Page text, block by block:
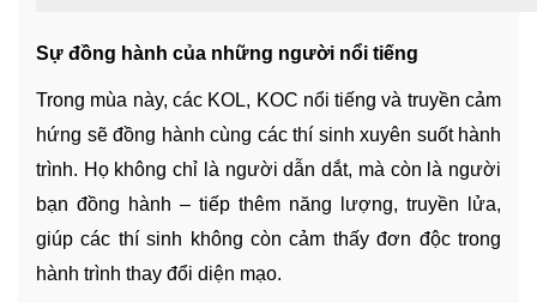
Sự đồng hành của những người nổi tiếng
Trong mùa này, các KOL, KOC nổi tiếng và truyền cảm
hứng sẽ đồng hành cùng các thí sinh xuyên suốt hành
trình. Họ không chỉ là người dẫn dắt, mà còn là người
bạn đồng hành – tiếp thêm năng lượng, truyền lửa,
giúp các thí sinh không còn cảm thấy đơn độc trong
hành trình thay đổi diện mạo.